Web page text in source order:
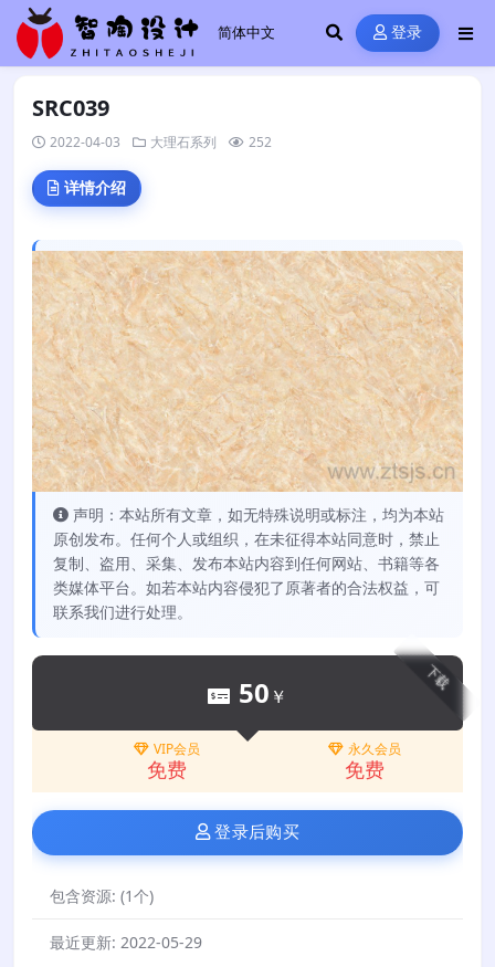
登录
SRC039
2022-04-03 大理石系列 252
详情介绍
声明：本站所有文章，如无特殊说明或标注，均为本站
原创发布。任何个人或组织，在未征得本站同意时，禁止
复制、盗用、采集、发布本站内容到任何网站、书籍等各
类媒体平台。如若本站内容侵犯了原著者的合法权益，可
联系我们进行处理。
下载
50 ￥
VIP会员
免费
永久会员
免费
登录后购买
包含资源: (1个)
最近更新: 2022-05-29